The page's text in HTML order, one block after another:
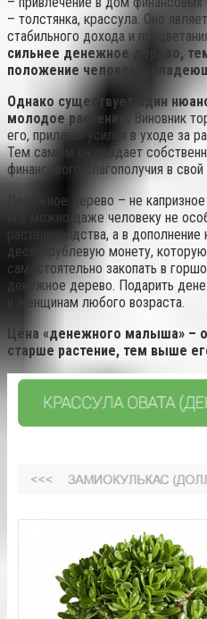
– толстянка, крассула. Оно
стабильного дохода и
сильнее денежное дерево,
положение человека,
Однако существует один
молодое растение.
Виновник
его, прилагая усилия в уходе за
Тем самым он создает
финансового благополучия в
Денежное дерево – не
его можно даже человеку не
растениеводства, а в
десятирублевую монету,
самостоятельно закопать в
денежное дерево. Подарить
и женщинам любого возраста.
Цена «денежного малыша» –
старше растение, тем выше